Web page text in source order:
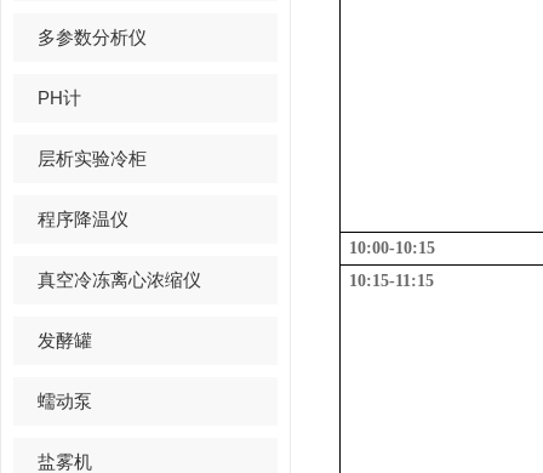
多参数分析仪
PH计
层析实验冷柜
程序降温仪
真空冷冻离心浓缩仪
发酵罐
蠕动泵
盐雾机
10:00-10:15
10:15-11:15